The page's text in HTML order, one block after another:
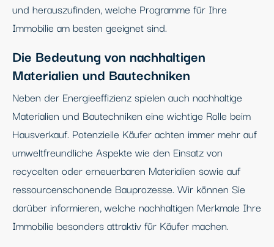
und herauszufinden, welche Programme für Ihre
Immobilie am besten geeignet sind.
Die Bedeutung von nachhaltigen
Materialien und Bautechniken
Neben der Energieeffizienz spielen auch nachhaltige
Materialien und Bautechniken eine wichtige Rolle beim
Hausverkauf. Potenzielle Käufer achten immer mehr auf
umweltfreundliche Aspekte wie den Einsatz von
recycelten oder erneuerbaren Materialien sowie auf
ressourcenschonende Bauprozesse. Wir können Sie
darüber informieren, welche nachhaltigen Merkmale Ihre
Immobilie besonders attraktiv für Käufer machen.